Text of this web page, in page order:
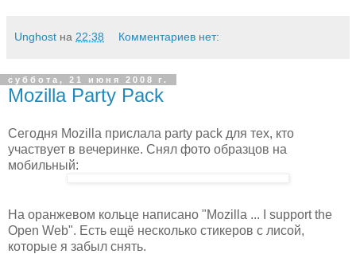
Unghost на 22:38 Комментариев нет:
суббота, 21 июня 2008 г.
Mozilla Party Pack
Сегодня Mozilla прислала party pack для тех, кто
участвует в вечеринке. Снял фото образцов на
мобильный:
На оранжевом кольце написано "Mozilla ... I support the
Open Web". Есть ещё несколько стикеров с лисой,
которые я забыл снять.